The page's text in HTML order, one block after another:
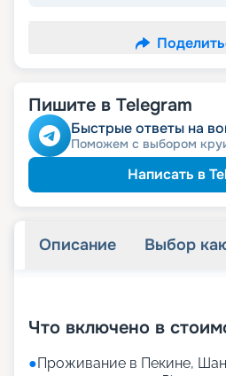
Пишите в Telegram
Быстрые ответы на
Поможем с выбором
Написать в
Описание Выбор
Что включено в
●Проживание в Пекине,